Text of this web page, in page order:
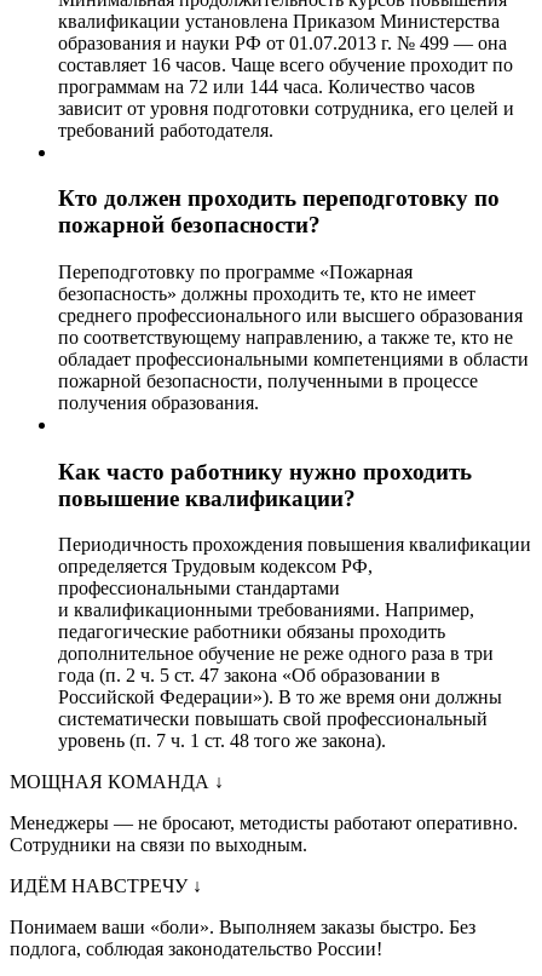
квалификации установлена Приказом Министерства
образования и науки РФ от 01.07.2013 г. № 499 — она
составляет 16 часов. Чаще всего обучение проходит по
программам на 72 или 144 часа. Количество часов
зависит от уровня подготовки сотрудника, его целей и
требований работодателя.
Кто должен проходить переподготовку по
пожарной безопасности?
Переподготовку по программе «Пожарная
безопасность» должны проходить те, кто не имеет
среднего профессионального или высшего образования
по соответствующему направлению, а также те, кто не
обладает профессиональными компетенциями в области
пожарной безопасности, полученными в процессе
получения образования.
Как часто работнику нужно проходить
повышение квалификации?
Периодичность прохождения повышения квалификации
определяется Трудовым кодексом РФ,
профессиональными стандартами
и квалификационными требованиями. Например,
педагогические работники обязаны проходить
дополнительное обучение не реже одного раза в три
года (п. 2 ч. 5 ст. 47 закона «Об образовании в
Российской Федерации»). В то же время они должны
систематически повышать свой профессиональный
уровень (п. 7 ч. 1 ст. 48 того же закона).
МОЩНАЯ КОМАНДА ↓
Менеджеры — не бросают, методисты работают оперативно.
Сотрудники на связи по выходным.
ИДЁМ НАВСТРЕЧУ ↓
Понимаем ваши «боли». Выполняем заказы быстро. Без
подлога, соблюдая законодательство России!